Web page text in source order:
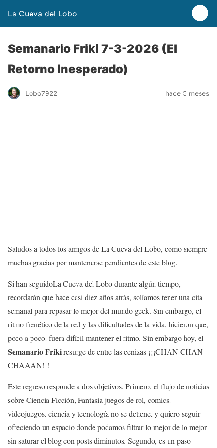
La Cueva del Lobo
Semanario Friki 7-3-2026 (El
Retorno Inesperado)
Lobo7922 hace 5 meses
Saludos a todos los amigos de La Cueva del Lobo, como siempre
muchas gracias por mantenerse pendientes de este blog.
Si han seguidoLa Cueva del Lobo durante algún tiempo,
recordarán que hace casi diez años atrás, solíamos tener una cita
semanal para repasar lo mejor del mundo geek. Sin embargo, el
ritmo frenético de la red y las dificultades de la vida, hicieron que,
poco a poco, fuera difícil mantener el ritmo. Sin embargo hoy, el
Semanario Frikiresurge de entre las cenizas ¡¡¡CHAN CHAN
CHAAAN!!!
Este regreso responde a dos objetivos. Primero, el flujo de noticias
sobre Ciencia Ficción, Fantasía juegos de rol, comics,
videojuegos, ciencia y tecnología no se detiene, y quiero seguir
ofreciendo un espacio donde podamos filtrar lo mejor de lo mejor
sin saturar el blog con posts diminutos. Segundo, es un paso